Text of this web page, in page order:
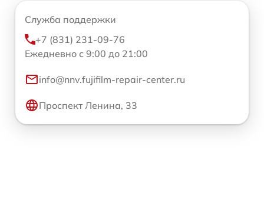
Служба поддержки
+7 (831) 231-09-76
Ежедневно с 9:00 до 21:00
info@nnv.fujifilm-repair-center.ru
Проспект Ленина, 33